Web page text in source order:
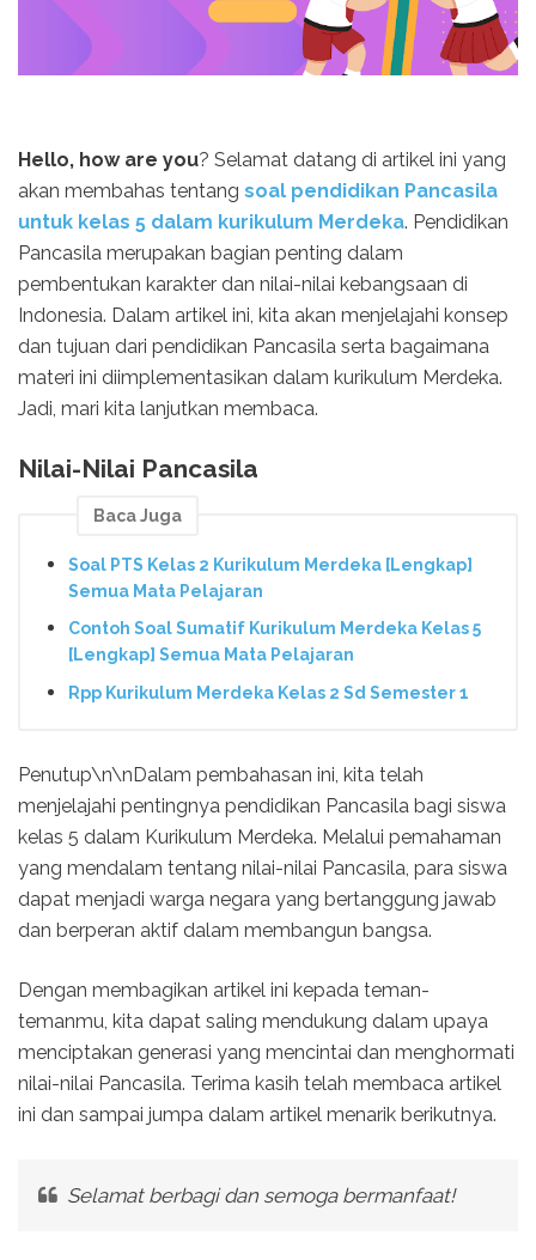
Hello, how are you? Selamat datang di artikel ini yang
akan membahas tentang soal pendidikan Pancasila
untuk kelas 5 dalam kurikulum Merdeka. Pendidikan
Pancasila merupakan bagian penting dalam
pembentukan karakter dan nilai-nilai kebangsaan di
Indonesia. Dalam artikel ini, kita akan menjelajahi konsep
dan tujuan dari pendidikan Pancasila serta bagaimana
materi ini diimplementasikan dalam kurikulum Merdeka.
Jadi, mari kita lanjutkan membaca.
Nilai-Nilai Pancasila
Baca Juga
Soal PTS Kelas 2 Kurikulum Merdeka [Lengkap]
Semua Mata Pelajaran
Contoh Soal Sumatif Kurikulum Merdeka Kelas 5
[Lengkap] Semua Mata Pelajaran
Rpp Kurikulum Merdeka Kelas 2 Sd Semester 1
Penutup\n\nDalam pembahasan ini, kita telah
menjelajahi pentingnya pendidikan Pancasila bagi siswa
kelas 5 dalam Kurikulum Merdeka. Melalui pemahaman
yang mendalam tentang nilai-nilai Pancasila, para siswa
dapat menjadi warga negara yang bertanggung jawab
dan berperan aktif dalam membangun bangsa.
Dengan membagikan artikel ini kepada teman-
temanmu, kita dapat saling mendukung dalam upaya
menciptakan generasi yang mencintai dan menghormati
nilai-nilai Pancasila. Terima kasih telah membaca artikel
ini dan sampai jumpa dalam artikel menarik berikutnya.
Selamat berbagi dan semoga bermanfaat!